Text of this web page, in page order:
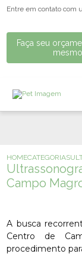
Entre em contato com
Faça seu
mesmo
HOMECATEGORIAS
Campo
A busca
Centro de
procedimento